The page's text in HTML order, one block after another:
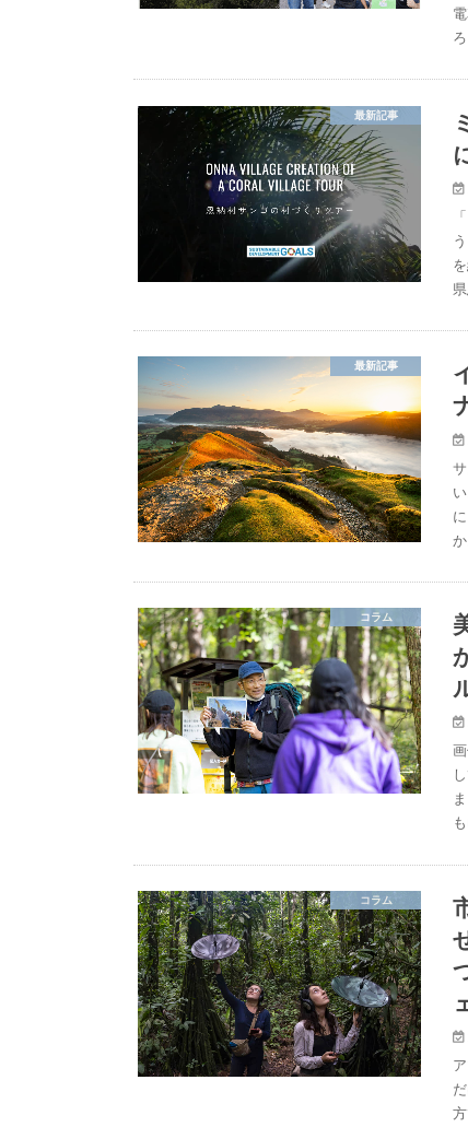
最新記事
最新記事
コラム
コラム